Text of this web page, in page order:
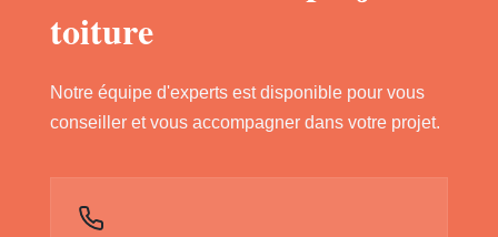
toiture
Notre équipe d'experts est disponible pour vous
conseiller et vous accompagner dans votre projet.